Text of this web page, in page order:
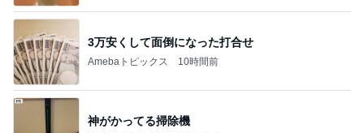
3万安くして面倒になった打合せ
Amebaトピックス 10時間前
神がかってる掃除機